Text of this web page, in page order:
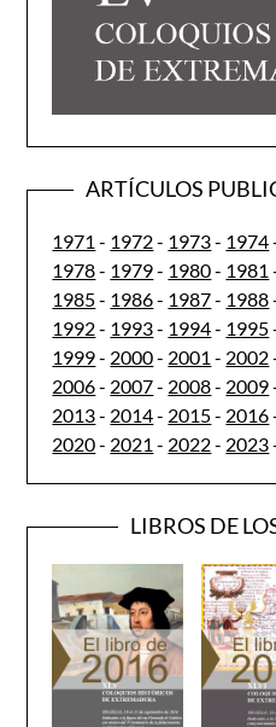
ARTÍCULOS
1971 - 1972- 1973- 1974
1978- 1979- 1980- 1981
1985- 1986- 1987- 1988
1992- 1993- 1994- 1995
1999- 2000- 2001 - 2002
2006- 2007- 2008- 2009
2013- 2014- 2015- 2016
2020- 2021 - 2022- 2023
LIBROS DE